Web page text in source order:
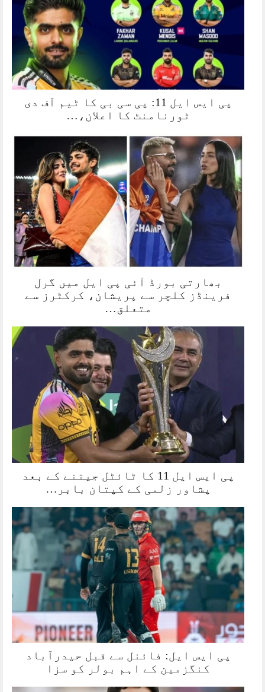
پی ایس ایل 11: پی سی بی کا ٹیم آف دی
ٹورنامنٹ کا اعلان،…
بھارتی بورڈ آئی پی ایل میں گرل
فرینڈز کلچر سے پریشان، کرکٹرز سے
متعلق…
پی ایس ایل 11 کا ٹائٹل جیتنے کے بعد
پشاور زلمی کے کپتان بابر…
پی ایس ایل: فائنل سے قبل حیدرآباد
کنگزمین کے اہم بولر کو سزا